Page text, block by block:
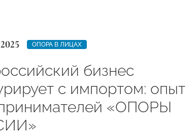
ОПОРА В ЛИЦАХ
бизнес
с импортом: опыт
«ОПОРЫ